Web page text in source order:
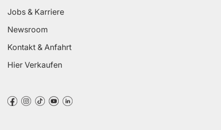
Jobs & Karriere
Newsroom
Kontakt & Anfahrt
Hier Verkaufen